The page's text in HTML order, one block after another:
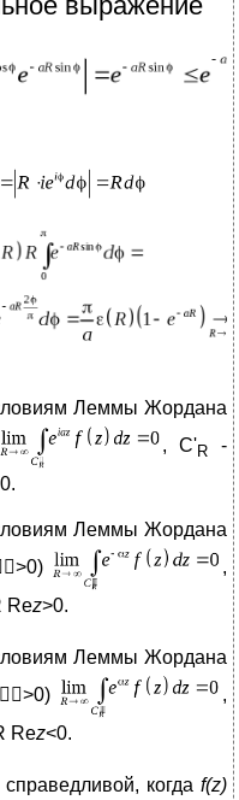
Леммы Жордана
, C'R -
Леммы Жордана
,
Rez>0.
Леммы Жордана
,
Rez<0.
когда f(z)